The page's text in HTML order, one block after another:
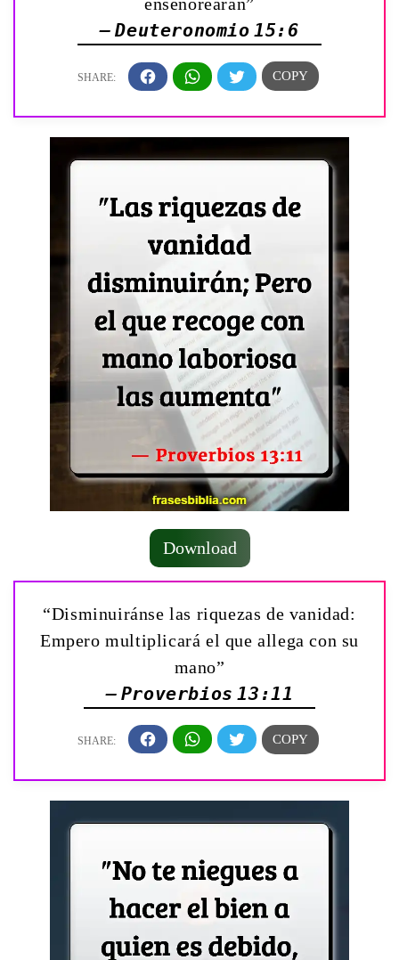
— Deuteronomio 15:6
Download
“Disminuiránse las riquezas de vanidad:
Empero multiplicará el que allega con su
mano”
— Proverbios 13:11